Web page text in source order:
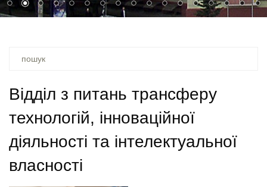
шукали
Відділ з питань трансферу
технологій, інноваційної
діяльності та інтелектуальної
власності